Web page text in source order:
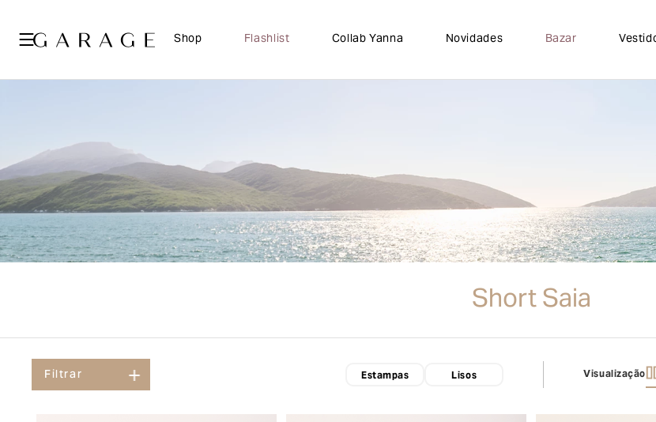
Shop Flashlist Collab Yanna Novidades Bazar
Short Saia
Filtrar Estampas Lisos Visualização